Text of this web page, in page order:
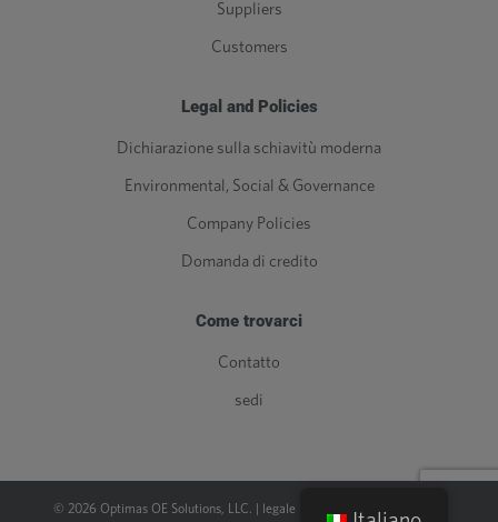
Suppliers
Customers
Legal and Policies
Dichiarazione sulla schiavitù moderna
Environmental, Social & Governance
Company Policies
Domanda di credito
Come trovarci
Contatto
sedi
© 2026 Optimas OE Solutions, LLC. | legale